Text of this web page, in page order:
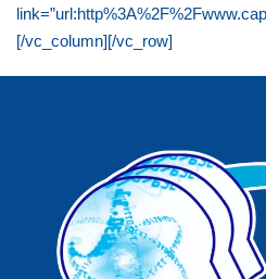
[/vc_column][/vc_row]